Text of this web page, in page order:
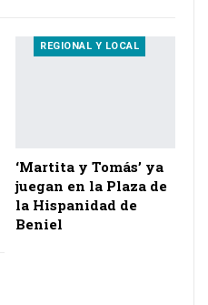
REGIONAL Y LOCAL
‘Martita y Tomás’ ya
juegan en la Plaza de
la Hispanidad de
Beniel